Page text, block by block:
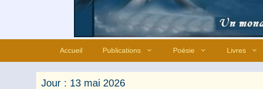
Accueil Publications Poésie Livres
Jour : 13 mai 2026